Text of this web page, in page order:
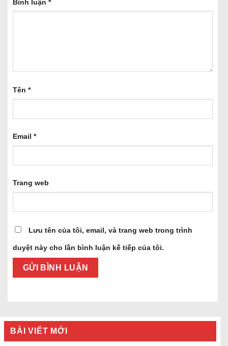
Bình luận *
Tên *
Email *
Trang web
Lưu tên của tôi, email, và trang web trong trình
duyệt này cho lần bình luận kế tiếp của tôi.
BÀI VIẾT MỚI